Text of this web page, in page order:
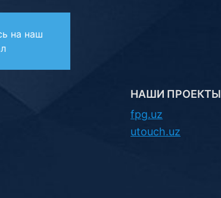
на наш
НАШИ ПРОЕКТЫ
fpg.uz
utouch.uz